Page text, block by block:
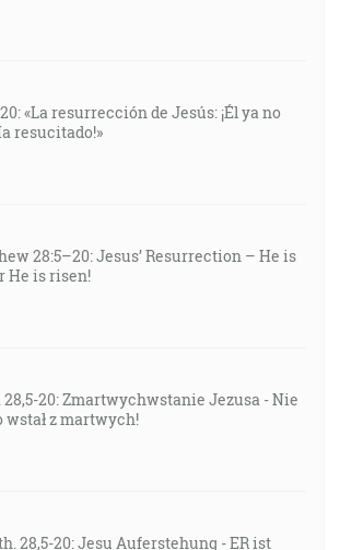
«La resurrección de Jesús: ¡Él ya no
resucitado!»
28:5–20: Jesus’ Resurrection – He is
He is risen!
28,5-20: Zmartwychwstanie Jezusa - Nie
wstał z martwych!
28,5-20: Jesu Auferstehung - ER ist